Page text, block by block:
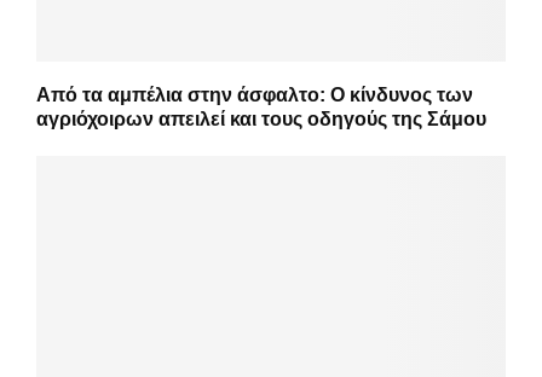
Από τα αμπέλια στην άσφαλτο: Ο κίνδυνος των
αγριόχοιρων απειλεί και τους οδηγούς της Σάμου